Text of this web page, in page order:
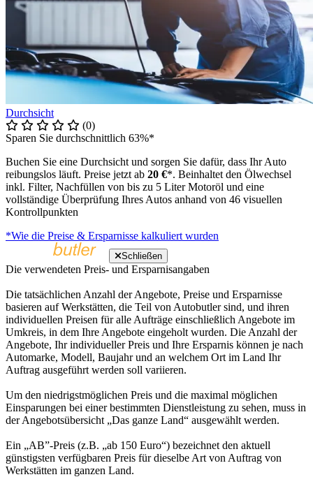
Durchsicht
(0)
Sparen Sie durchschnittlich 63%*
Buchen Sie eine Durchsicht und sorgen Sie dafür, dass Ihr Auto
reibungslos läuft. Preise jetzt ab 20 €*. Beinhaltet den Ölwechsel
inkl. Filter, Nachfüllen von bis zu 5 Liter Motoröl und eine
vollständige Überprüfung Ihres Autos anhand von 46 visuellen
Kontrollpunkten
*Wie die Preise & Ersparnisse kalkuliert wurden
Schließen
Die verwendeten Preis- und Ersparnisangaben
Die tatsächlichen Anzahl der Angebote, Preise und Ersparnisse
basieren auf Werkstätten, die Teil von Autobutler sind, und ihren
individuellen Preisen für alle Aufträge einschließlich Angebote im
Umkreis, in dem Ihre Angebote eingeholt wurden. Die Anzahl der
Angebote, Ihr individueller Preis und Ihre Ersparnis können je nach
Automarke, Modell, Baujahr und an welchem Ort im Land Ihr
Auftrag ausgeführt werden soll variieren.
Um den niedrigstmöglichen Preis und die maximal möglichen
Einsparungen bei einer bestimmten Dienstleistung zu sehen, muss in
der Angebotsübersicht „Das ganze Land“ ausgewählt werden.
Ein „AB”-Preis (z.B. „ab 150 Euro“) bezeichnet den aktuell
günstigsten verfügbaren Preis für dieselbe Art von Auftrag von
Werkstätten im ganzen Land.